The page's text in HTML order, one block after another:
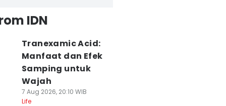
IDN
Tranexamic Acid:
Manfaat dan Efek
Samping untuk
Wajah
7 Aug 2026, 20:10 WIB
Life